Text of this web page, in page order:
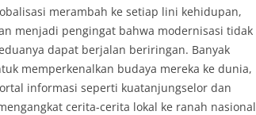
merambah ke setiap lini kehidupan,
menjadi pengingat bahwa modernisasi tidak
dapat berjalan beriringan. Banyak
memperkenalkan budaya mereka ke dunia,
informasi seperti kuatanjungselor dan
cerita-cerita lokal ke ranah nasional